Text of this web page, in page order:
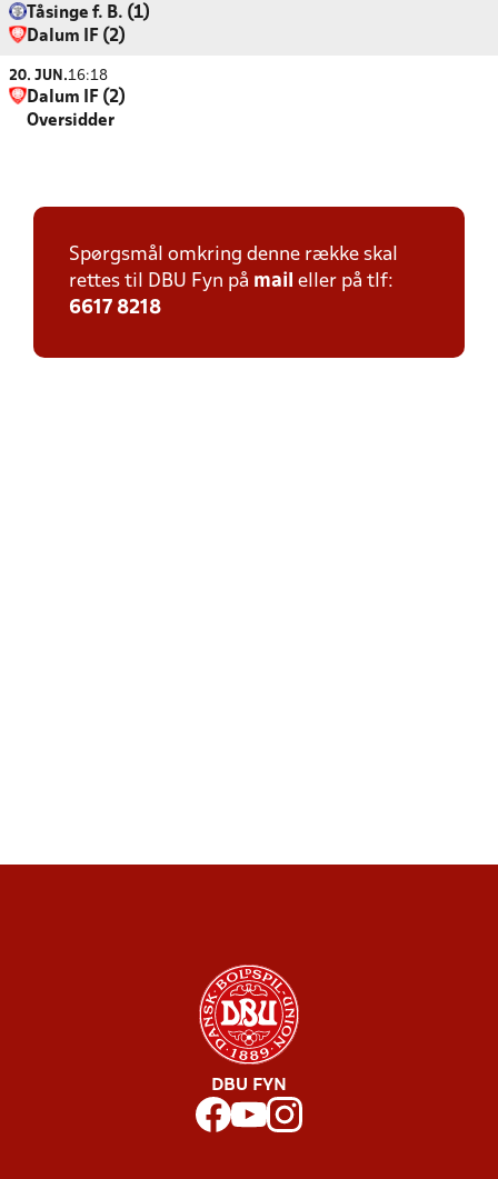
Tåsinge f. B. (1)
Dalum IF (2)
20. JUN.16:18
Dalum IF (2)
Oversidder
Spørgsmål omkring denne række skal
rettes til DBU Fyn på mail eller på tlf:
6617 8218
DBU FYN